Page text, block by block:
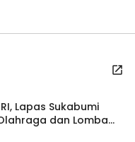
Lapas Sukabumi
dan Lomba